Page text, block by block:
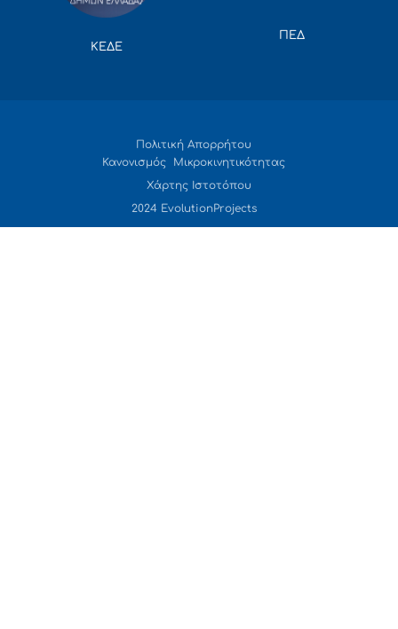
ΚΕΔΕ
ΠΕΔ
Πολιτική Απορρήτου
Κανονισμός Μικροκινητικότητας
Χάρτης Ιστοτόπου
2024 EvolutionProjects